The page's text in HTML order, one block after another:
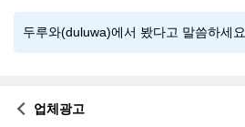
두루와(duluwa)에서 봤다고 말씀하세
업체광고